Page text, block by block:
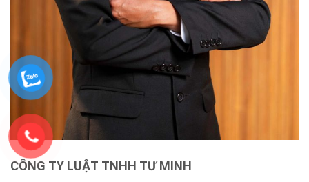
CÔNG TY LUẬT TNHH TƯ MINH